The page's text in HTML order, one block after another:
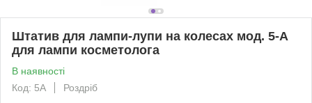
Штатив для лампи-лупи на колесах мод. 5-А
для лампи косметолога
В наявності
Код: 5А
Роздріб